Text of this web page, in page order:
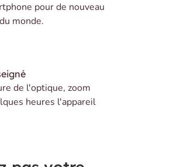
pour de nouveau
monde.
de l'optique, zoom
heures l'appareil